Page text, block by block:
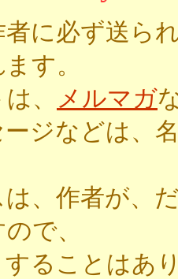
に必ず送ら
す。
、
メルマガ
ジなどは、
、作者が、
で、
ることはあ